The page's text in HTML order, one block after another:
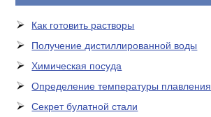
Как готовить растворы
Получение дистиллированной воды
Химическая посуда
Определение температуры плавления
Секрет булатной стали